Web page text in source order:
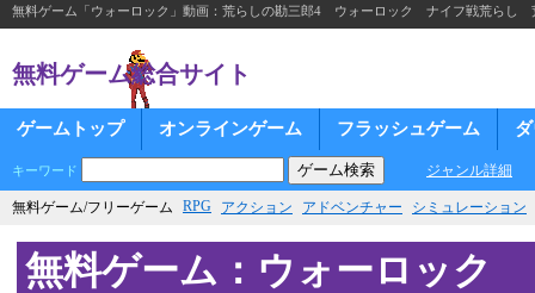
無料ゲーム「ウォーロック」動画：荒らしの勘三郎4 ウォーロック ナイフ戦荒
無料ゲーム総合サイト
ゲームトップ オンラインゲーム フラッシュゲーム
キーワード ジャンル詳細
無料ゲーム/フリーゲーム RPG アクション アドベンチャー シミュレーション
無料ゲーム：ウォーロック